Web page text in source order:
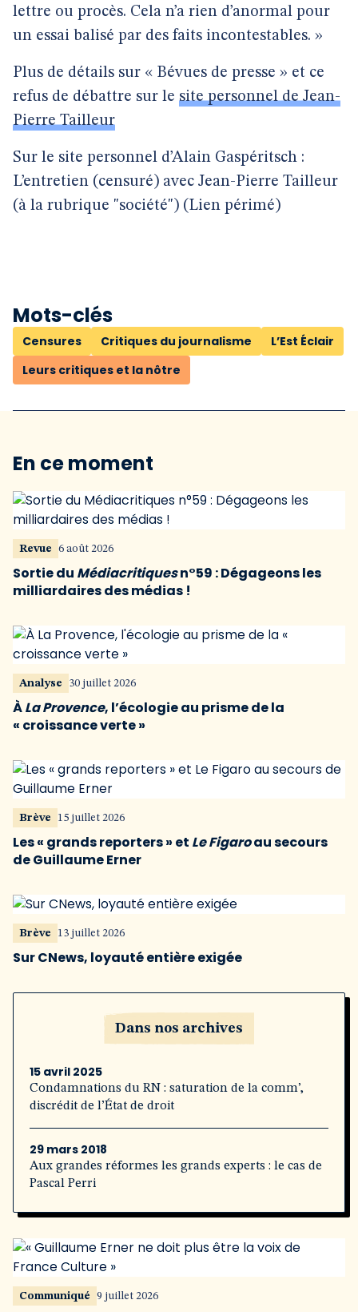
lettre ou procès. Cela n’a rien d’anormal pour
un essai balisé par des faits incontestables. »
Plus de détails sur « Bévues de presse » et ce
refus de débattre sur le site personnel de Jean-
Pierre Tailleur
Sur le site personnel d’Alain Gaspéritsch :
L’entretien (censuré) avec Jean-Pierre Tailleur
(à la rubrique "société") (Lien périmé)
Mots-clés
Censures Critiques du journalisme
L’Est Éclair
Leurs critiques et la nôtre
En ce moment
Revue 6 août 2026
Sortie du Médiacritiquesn°59 : Dégageons les
milliardaires des médias !
Analyse 30 juillet 2026
ÀLa Provence, l’écologie au prisme de la
« croissance verte »
Brève 15 juillet 2026
Les « grands reporters » et Le Figaroau secours
de Guillaume Erner
Brève 13 juillet 2026
Sur CNews, loyauté entière exigée
Dans nos archives
15 avril 2025
Condamnations du RN : saturation de la comm’,
discrédit de l’État de droit
29 mars 2018
Aux grandes réformes les grands experts : le cas de
Pascal Perri
Communiqué 9 juillet 2026